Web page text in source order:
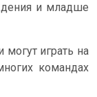
и младше
играть на
командах